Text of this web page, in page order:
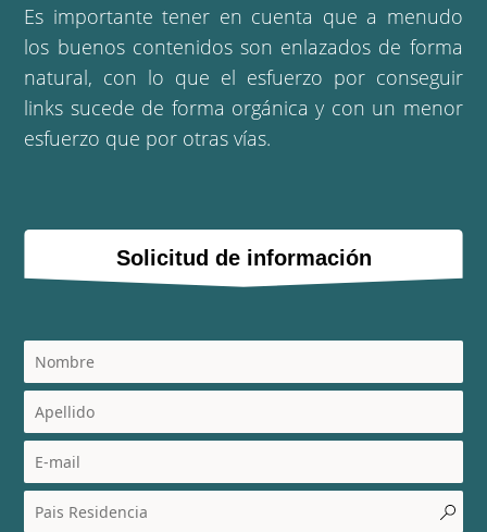
Es importante tener en cuenta que a menudo
los buenos contenidos son enlazados de forma
natural, con lo que el esfuerzo por conseguir
links sucede de forma orgánica y con un menor
esfuerzo que por otras vías.
Solicitud de información